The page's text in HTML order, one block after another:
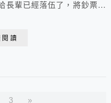
長輩已經落伍了，將鈔票藏
讀
3 »